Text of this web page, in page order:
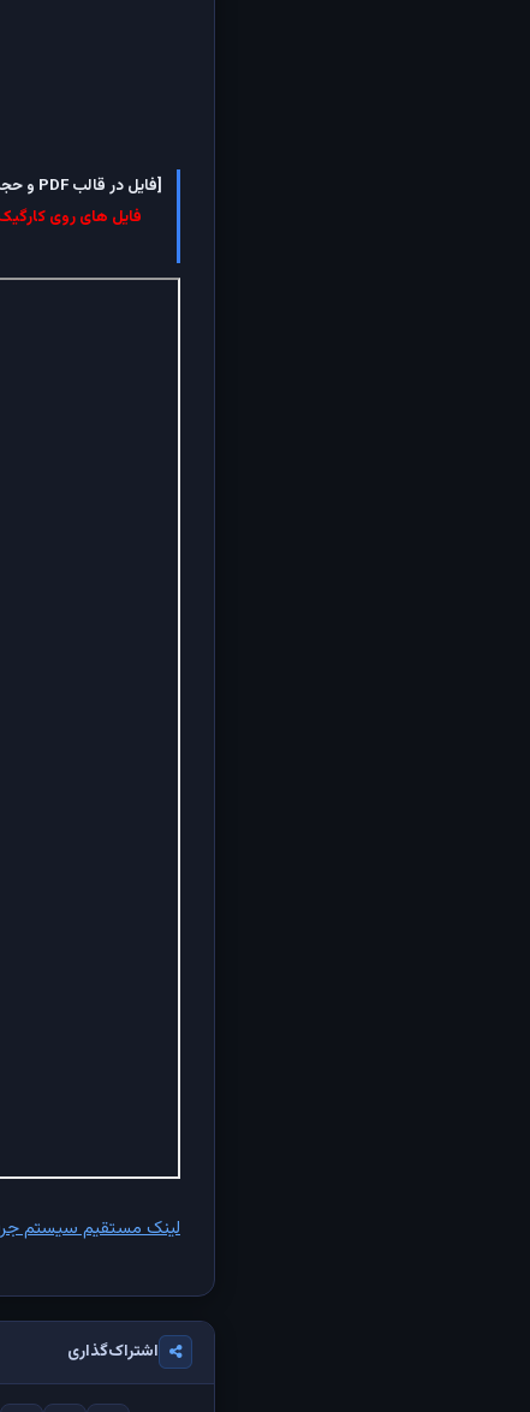
[فایل در قالب PDF و حجم آن 3.09 مگابایت است.بسته به سرعت اینترنت شما ممکن است چند دقیقه تا بارگزاری کامل آن زمان نیاز باشد.]
فایل های روی
لینک مستقیم سیستم
اشتراک‌گذاری